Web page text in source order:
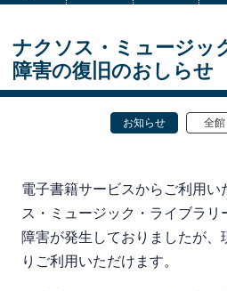
ナクソス・ミュージッ
障害の復旧のおしらせ
お知らせ 全館
電子書籍サービスからご利用い
ス・ミュージック・ライブラリ
障害が発生しておりましたが、
りご利用いただけます。